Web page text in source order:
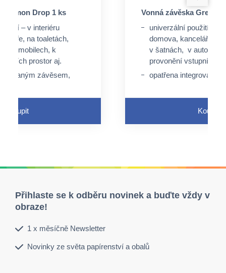
Lemon Drop 1 ks
– v interiéru
na toaletách,
automobilech, k
prostor aj.
závěsem,
otvor a pružný
průtokem tekutin
Koupit
Vonná závěska Green
univerzální použití – v
domova, kanceláře,
v šatnách, v
provonění vstupních
opatřena
využít perforovaný
neaktivuje se
Koupit
Přihlaste se k odběru novinek a buďte vždy v
obraze!
1 x měsíčně Newsletter
Novinky ze světa papírenství a obalů